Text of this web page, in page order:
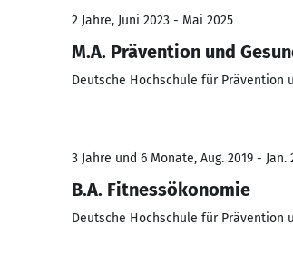
2 Jahre, Juni 2023 - Mai 2025
M.A. Prävention und
Deutsche Hochschule für Prävention
3 Jahre und 6 Monate, Aug. 2019 - Jan.
B.A. Fitnessökonomie
Deutsche Hochschule für Prävention